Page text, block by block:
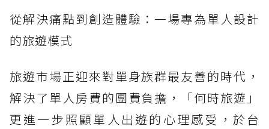
從解決痛點到創造體驗：一場專為單人設計
的旅遊模式
旅遊市場正迎來對單身族群最友善的時代，
解決了單人房費的團費負擔，「何時旅遊」
更進一步照顧單人出遊的心理感受，於台